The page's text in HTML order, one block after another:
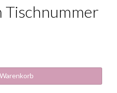
Tischnummer